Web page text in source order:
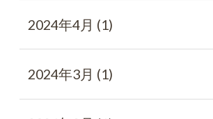
2024年4月 (1)
2024年3月 (1)